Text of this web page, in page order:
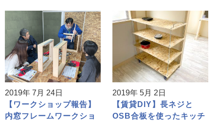
2019年 7月 24日
【ワークショップ報告】
内窓フレームワークショ
2019年 5月 2日
【賃貸DIY】長ネジと
OSB合板を使ったキッチ